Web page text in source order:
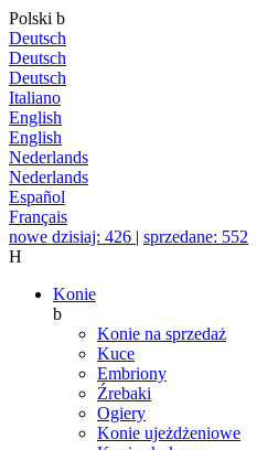
Polski b
Deutsch
Deutsch
Deutsch
Italiano
English
English
Nederlands
Nederlands
Español
Français
nowe dzisiaj: 426 | sprzedane: 552
H
Konie
b
Konie na sprzedaż
Kuce
Embriony
Źrebaki
Ogiery
Konie ujeżdżeniowe